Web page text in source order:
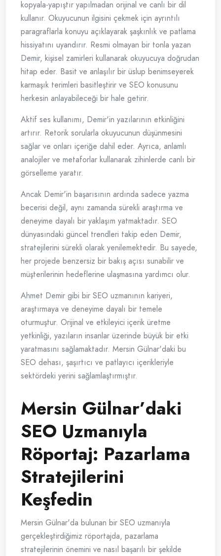
kopyala-yapıştır yapılmadan orijinal ve canlı bir dil
kullanır. Okuyucunun ilgisini çekmek için ayrıntılı
paragraflarla konuyu açıklayarak şaşkınlık ve patlama
hissiyatını uyandırır. Resmi olmayan bir tonla yazan
Demir, kişisel zamirleri kullanarak okuyucuya doğrudan
hitap eder. Basit ve anlaşılır bir üslup benimseyerek
karmaşık terimleri basitleştirir ve SEO konusunu
herkesin anlayabileceği bir hale getirir.
Aktif ses kullanımı, Demir'in yazılarının etkinliğini
artırır. Retorik sorularla okuyucunun düşünmesini
sağlar ve onları içeriğe dahil eder. Ayrıca, anlamlı
analojiler ve metaforlar kullanarak zihinlerde canlı bir
görselleme yaratır.
Ancak Demir'in başarısının ardında sadece yazma
becerisi değil, aynı zamanda sürekli araştırma ve
deneyime dayalı bir yaklaşım yatmaktadır. SEO
dünyasındaki güncel trendleri takip eden Demir,
stratejilerini sürekli olarak yenilemektedir. Bu sayede,
her projede benzersiz bir bakış açısı sunabilir ve
müşterilerinin hedeflerine ulaşmasına yardımcı olur.
Ahmet Demir gibi bir SEO uzmanının kariyeri,
araştırmaya ve deneyime dayalı bir temele
oturmuştur. Orijinal ve etkileyici içerik üretme
yetkinliği, yazıların insanlar üzerinde büyük bir etki
yaratmasını sağlamaktadır. Mersin Gülnar'daki bu
SEO dehası, şaşırtıcı ve patlayıcı içerikleriyle
sektördeki yerini sağlamlaştırmıştır.
Mersin Gülnar’daki
SEO Uzmanıyla
Röportaj: Pazarlama
Stratejilerini
Keşfedin
Mersin Gülnar'da bulunan bir SEO uzmanıyla
gerçekleştirdiğimiz röportajda, pazarlama
stratejilerinin önemini ve nasıl başarılı bir şekilde